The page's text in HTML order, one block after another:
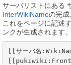
サーバリストにある
InterWikiNameの完成
これをページに記述
ンクが生成されます。
[[サーバ名